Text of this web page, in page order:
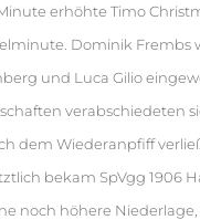
erhöhte Timo
Dominik Frembs
und Luca Gilio
dem Wiederanpfiff
bekam SpVgg
noch höhere